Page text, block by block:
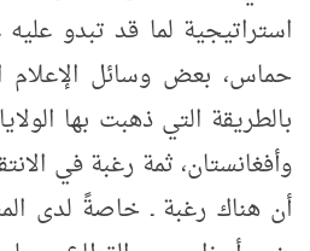
استراتيجية لما قد تبدو
حماس، بعض وسائل الإعلام
بالطريقة التي ذهبت بها
وأفغانستان، ثمة رغبة في
أن هناك رغبة ـ خاصةً لدى